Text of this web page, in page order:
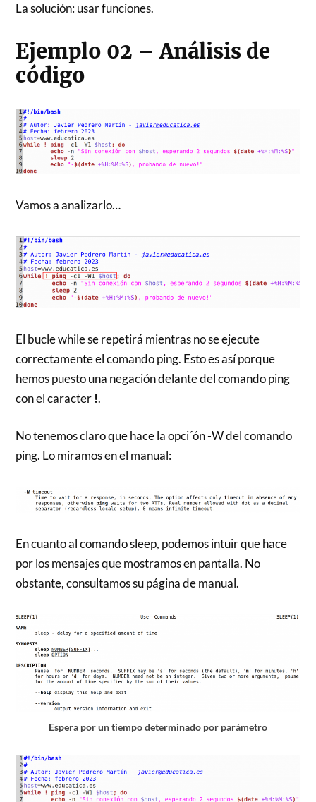
La solución: usar funciones.
Ejemplo 02 – Análisis de
código
Vamos a analizarlo…
El bucle while se repetirá mientras no se ejecute
correctamente el comando ping. Esto es así porque
hemos puesto una negación delante del comando ping
con el caracter!.
No tenemos claro que hace la opci´ón -W del comando
ping. Lo miramos en el manual:
En cuanto al comando sleep, podemos intuir que hace
por los mensajes que mostramos en pantalla. No
obstante, consultamos su página de manual.
Espera por un tiempo determinado por parámetro